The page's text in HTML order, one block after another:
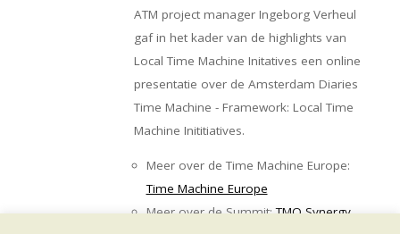
ATM project manager Ingeborg Verheul
gaf in het kader van de highlights van
Local Time Machine Initatives een online
presentatie over de Amsterdam Diaries
Time Machine - Framework: Local Time
Machine Inititiatives.
Meer over de Time Machine Europe:
Time Machine Europe
Meer over de Summit:TMO Synergy